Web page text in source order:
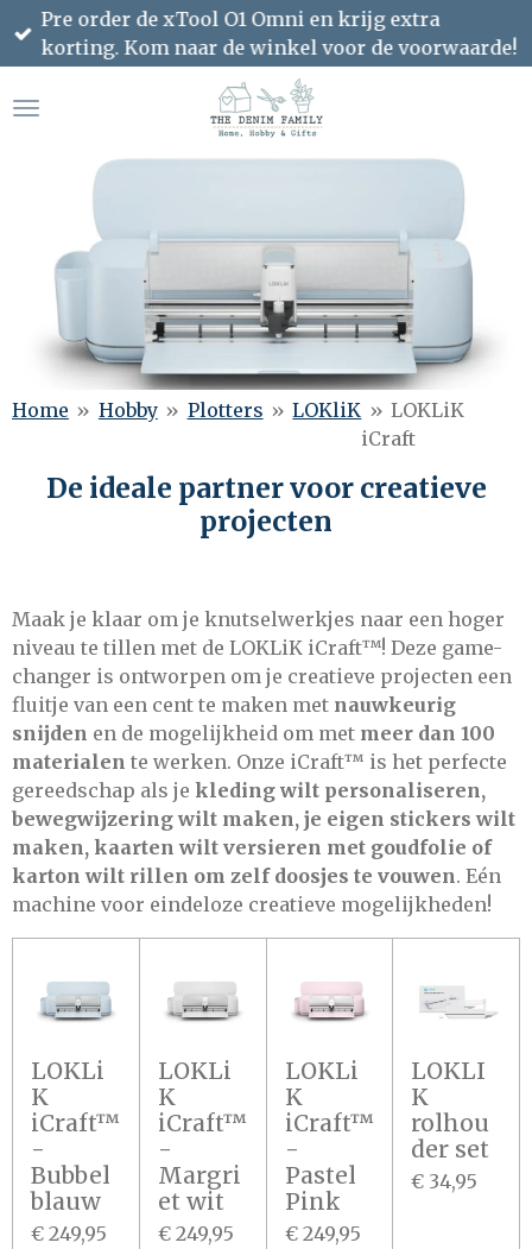
Ga
direct
de
Pre order de xTool O1 Omni en krijg extra
korting. Kom naar de winkel voor de voorwaarde!
Home » Hobby » Plotters » LOKliK » LOKLiK
iCraft
De ideale partner voor creatieve
projecten
Maak je klaar om je knutselwerkjes naar een hoger
niveau te tillen met de LOKLiK iCraft™! Deze game-
changer is ontworpen om je creatieve projecten een
fluitje van een cent te maken met nauwkeurig
snijden en de mogelijkheid om met meer dan 100
materialen te werken. Onze iCraft™ is het perfecte
gereedschap als je kleding wilt personaliseren,
bewegwijzering wilt maken, je eigen stickers wilt
maken, kaarten wilt versieren met goudfolie of
karton wilt rillen om zelf doosjes te vouwen. Eén
machine voor eindeloze creatieve mogelijkheden!
LOKLi
K
iCraft™
-
Bubbel
blauw
€ 249,95
LOKLi
K
iCraft™
-
Margri
et wit
€ 249,95
LOKLi
K
iCraft™
-
Pastel
Pink
€ 249,95
LOKLI
K
rolhou
der set
€ 34,95